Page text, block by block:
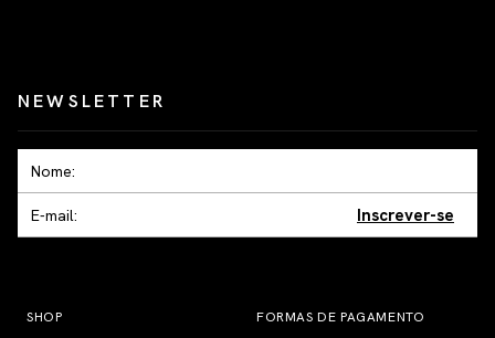
NEWSLETTER
Inscrever-se
SHOP
FORMAS DE PAGAMENTO